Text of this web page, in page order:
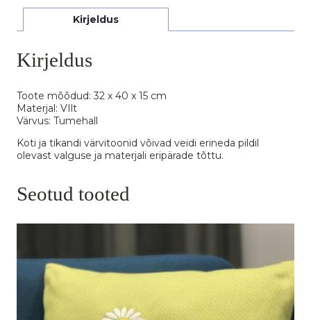
Kirjeldus
Kirjeldus
Toote mõõdud: 32 x 40 x 15 cm
Materjal: VIlt
Värvus: Tumehall
Koti ja tikandi värvitoonid võivad veidi erineda pildil
olevast valguse ja materjali eripärade tõttu.
Seotud tooted